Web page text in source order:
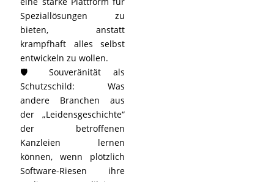
Speziallösungen zu
bieten, anstatt
krampfhaft alles selbst
entwickeln zu wollen.
🛡️ Souveränität als
Schutzschild: Was
andere Branchen aus
der „Leidensgeschichte“
der betroffenen
Kanzleien lernen
können, wenn plötzlich
Software-Riesen ihre